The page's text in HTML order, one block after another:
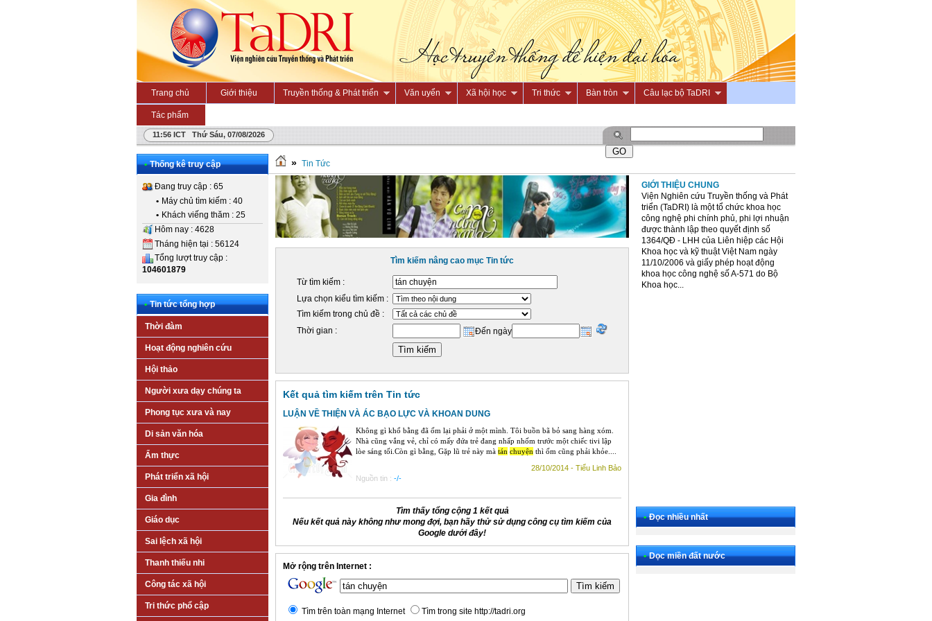
Trang chủ Giới thiệu Truyền thống & Phát triển Văn uyển Xã hội học Tri thức Bàn tròn Câu lạc bộ TaDRI
Tác phẩm
11:56 ICT Thứ Sáu, 07/08/2026
• Thống kê truy cập
Đang truy cập : 65
• Máy chủ tìm kiếm : 40
• Khách viếng thăm : 25
Hôm nay : 4628
Tháng hiện tại : 56124
Tổng lượt truy cập :
104601879
• Tin tức tổng hợp
Thời đàm
Hoạt động nghiên cứu
Hội thảo
Người xưa dạy chúng ta
Phong tục xưa và nay
Di sản văn hóa
Ẩm thực
Phát triển xã hội
Gia đình
Giáo dục
Sai lệch xã hội
Thanh thiếu nhi
Công tác xã hội
Tri thức phổ cập
» Tin Tức
Tìm kiếm nâng cao mục Tin tức
Từ tìm kiếm :
Lựa chọn kiểu tìm kiếm :
Tìm kiếm trong chủ đề :
Thời gian :
Đến ngày
Kết quả tìm kiếm trên Tin tức
LUẬN VỀ THIỆN VÀ ÁC BẠO LỰC VÀ KHOAN DUNG
Không gì khổ bằng đã ốm lại phải ở một mình. Tôi buồn bã bỏ sang hàng xóm.
Nhà cũng vắng vẻ, chỉ có mấy đứa trẻ đang nhấp nhốm trước một chiếc tivi lập
lòe sáng tối.Còn gì bằng, Gặp lũ trẻ này mà tán chuyện thì ốm cũng phải khỏe....
28/10/2014 - Tiểu Linh Bảo
Nguồn tin : -/-
Tìm thấy tổng cộng 1 kết quả
Nếu kết quả này không như mong đợi, bạn hãy thử sử dụng công cụ tìm kiếm của
Google dưới đây!
Mở rộng trên Internet :
Tìm trên toàn mạng Internet Tìm trong site http://tadri.org
GIỚI THIỆU CHUNG
Viện Nghiên cứu Truyền thống và Phát
triển (TaDRI) là một tổ chức khoa học
công nghệ phi chính phủ, phi lợi nhuận
được thành lập theo quyết định số
1364/QĐ - LHH của Liên hiệp các Hội
Khoa học và kỹ thuật Việt Nam ngày
11/10/2006 và giấy phép hoạt động
khoa học công nghệ số A-571 do Bộ
Khoa học...
• Đọc nhiều nhất
• Dọc miền đất nước